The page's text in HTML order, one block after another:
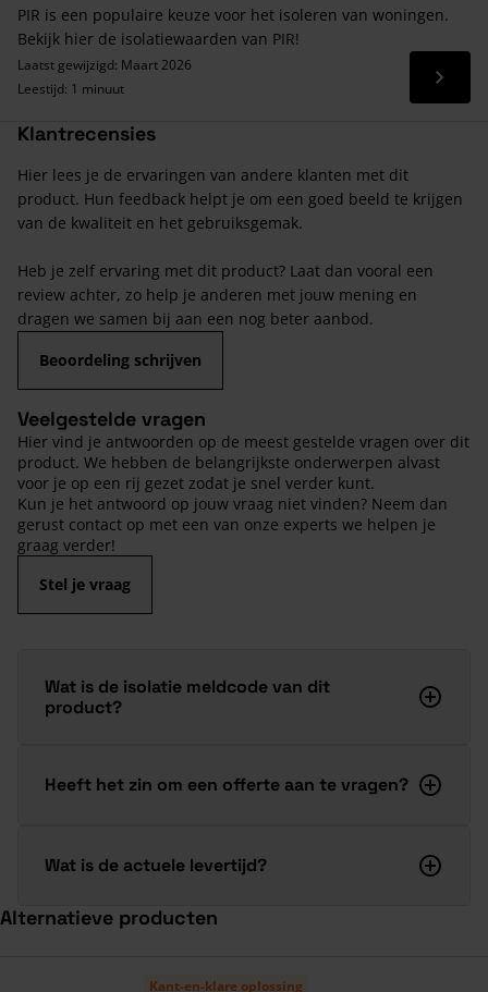
PIR is een populaire keuze voor het isoleren van woningen.
Bekijk hier de isolatiewaarden van PIR!
Laatst gewijzigd: Maart 2026
Leestijd: 1 minuut
Lees
Klantrecensies
Hier lees je de ervaringen van andere klanten met dit
product. Hun feedback helpt je om een goed beeld te krijgen
van de kwaliteit en het gebruiksgemak.
Heb je zelf ervaring met dit product? Laat dan vooral een
review achter, zo help je anderen met jouw mening en
dragen we samen bij aan een nog beter aanbod.
Beoordeling schrijven
Veelgestelde vragen
Hier vind je antwoorden op de meest gestelde vragen over dit
product. We hebben de belangrijkste onderwerpen alvast
voor je op een rij gezet zodat je snel verder kunt.
Kun je het antwoord op jouw vraag niet vinden? Neem dan
gerust contact op met een van onze experts we helpen je
graag verder!
Stel je vraag
Wat is de isolatie meldcode van dit
product?
Heeft het zin om een offerte aan te vragen?
Wat is de actuele levertijd?
Alternatieve producten
Kant-en-klare oplossing